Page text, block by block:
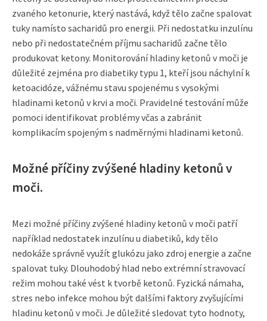
zvaného ketonurie, který nastává, když tělo začne spalovat
tuky namísto sacharidů pro energii. Při nedostatku inzulínu
nebo při nedostatečném příjmu sacharidů začne tělo
produkovat ketony. Monitorování hladiny ketonů v moči je
důležité zejména pro diabetiky typu 1, kteří jsou náchylní k
ketoacidóze, vážnému stavu spojenému s vysokými
hladinami ketonů v krvi a moči. Pravidelné testování může
pomoci identifikovat problémy včas a zabránit
komplikacím spojeným s nadměrnými hladinami ketonů.
Možné příčiny zvýšené hladiny ketonů v
moči.
Mezi možné příčiny zvýšené hladiny ketonů v moči patří
například nedostatek inzulínu u diabetiků, kdy tělo
nedokáže správně využít glukózu jako zdroj energie a začne
spalovat tuky. Dlouhodobý hlad nebo extrémní stravovací
režim mohou také vést k tvorbě ketonů. Fyzická námaha,
stres nebo infekce mohou být dalšími faktory zvyšujícími
hladinu ketonů v moči. Je důležité sledovat tyto hodnoty,